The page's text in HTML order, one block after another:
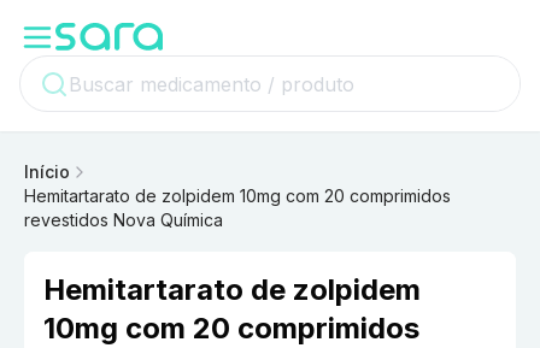
Início
Hemitartarato de zolpidem 10mg com 20 comprimidos
revestidos Nova Química
Hemitartarato de zolpidem
10mg com 20 comprimidos